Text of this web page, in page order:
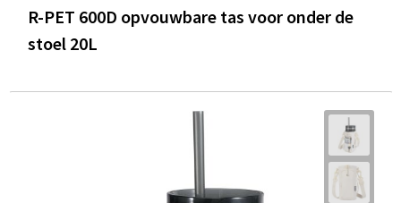
R-PET 600D opvouwbare tas voor onder de
stoel 20L